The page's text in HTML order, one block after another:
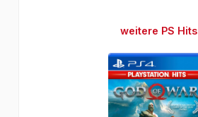
Produktgalerie überspringen
weitere PS Hits